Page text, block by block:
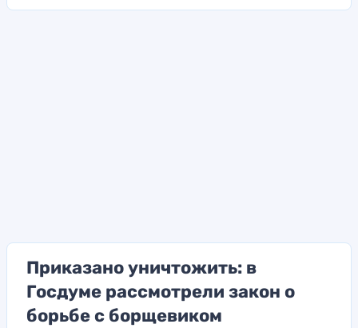
Приказано уничтожить: в
Госдуме рассмотрели закон о
борьбе с борщевиком